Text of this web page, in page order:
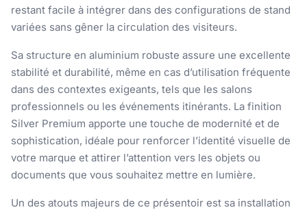
restant facile à intégrer dans des configurations de stand
variées sans gêner la circulation des visiteurs.
Sa structure en aluminium robuste assure une excellente
stabilité et durabilité, même en cas d’utilisation fréquente
dans des contextes exigeants, tels que les salons
professionnels ou les événements itinérants. La finition
Silver Premium apporte une touche de modernité et de
sophistication, idéale pour renforcer l’identité visuelle de
votre marque et attirer l’attention vers les objets ou
documents que vous souhaitez mettre en lumière.
Un des atouts majeurs de ce présentoir est sa installation